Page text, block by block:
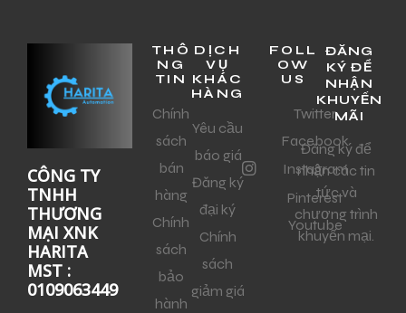
CÔNG TY
TNHH
THƯƠNG
MẠI XNK
HARITA
MST :
0109063449
THÔ
NG
TIN
Chính
sách
bán
hàng
Chính
sách
bảo
hành
DỊCH
VỤ
KHÁC
HÀNG
Yêu cầu
báo giá
Đăng ký
đại ký
Chính
sách
giảm giá
FOLL
OW
US
Twitter
Facebook
Instagram
Pinterest
Youtube
ĐĂNG
KÝ ĐỂ
NHẬN
KHUYẾN
MÃI
Đăng ký để
nhận các tin
tức và
chương trình
khuyến mại.